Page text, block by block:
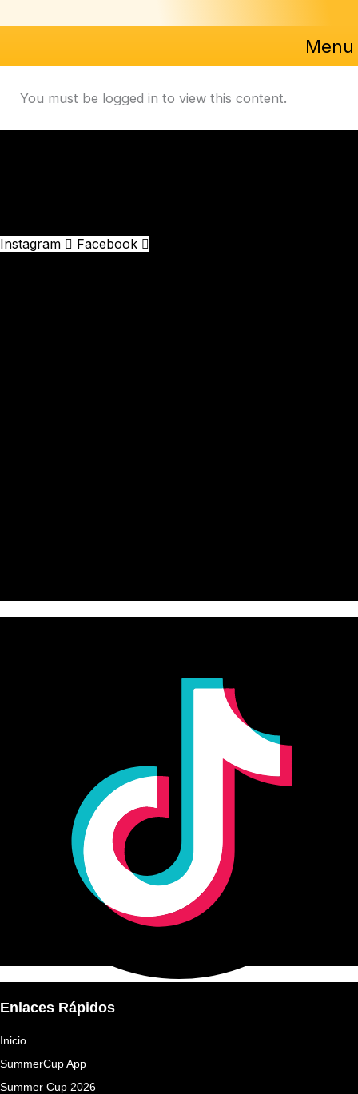
Menu
You must be logged in to view this content.
Instagram Facebook
Enlaces Rápidos
Inicio
SummerCup App
Summer Cup 2026